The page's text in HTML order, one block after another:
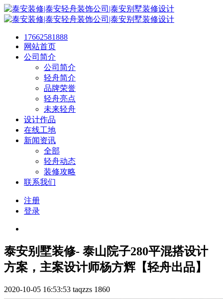
17662581888
网站首页
公司简介
公司简介
轻舟简介
品牌荣誉
轻舟亮点
未来轻舟
设计作品
在线工地
新闻资讯
全部
轻舟动态
装修攻略
联系我们
注册
登录
泰安别墅装修- 泰山院子280平混搭设计
方案，主案设计师杨方辉【轻舟出品】
2020-10-05 16:53:53 taqzzs 1860